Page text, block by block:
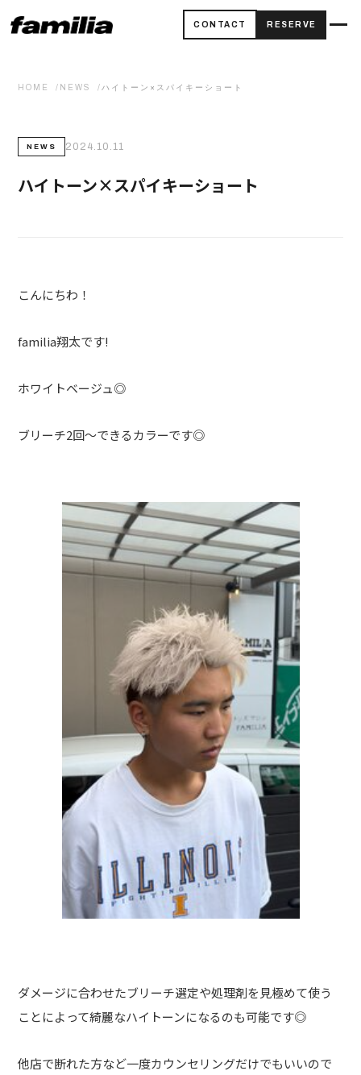
CONTACT RESERVE
HOME NEWS ハイトーン×スパイキーショート
NEWS 2024.10.11
ハイトーン×スパイキーショート
こんにちわ！
familia翔太です!
ホワイトベージュ◎
ブリーチ2回～できるカラーです◎
ダメージに合わせたブリーチ選定や処理剤を見極めて使う
ことによって綺麗なハイトーンになるのも可能です◎
他店で断れた方など一度カウンセリングだけでもいいので